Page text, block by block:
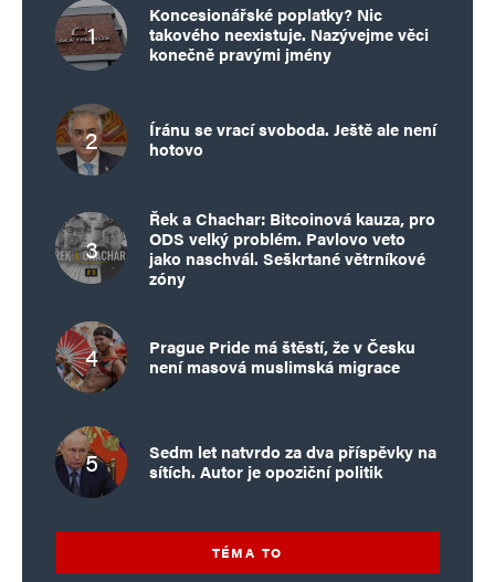
Koncesionářské poplatky? Nic
takového neexistuje. Nazývejme věci
konečně pravými jmény
Íránu se vrací svoboda. Ještě ale není
hotovo
Řek a Chachar: Bitcoinová kauza, pro
ODS velký problém. Pavlovo veto
jako naschvál. Seškrtané větrníkové
zóny
Prague Pride má štěstí, že v Česku
není masová muslimská migrace
Sedm let natvrdo za dva příspěvky na
sítích. Autor je opoziční politik
TÉMA TO